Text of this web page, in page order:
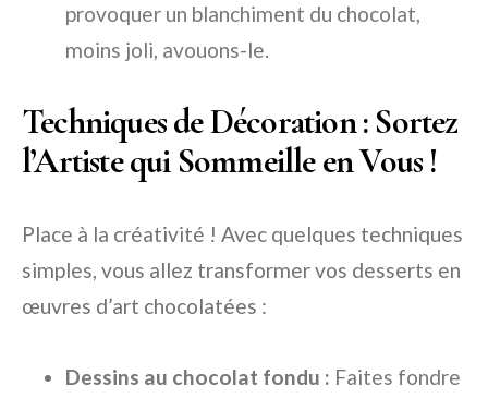
provoquer un blanchiment du chocolat,
moins joli, avouons-le.
Techniques de Décoration : Sortez
l’Artiste qui Sommeille en Vous !
Place à la créativité ! Avec quelques techniques
simples, vous allez transformer vos desserts en
œuvres d’art chocolatées :
Dessins au chocolat fondu : Faites fondre